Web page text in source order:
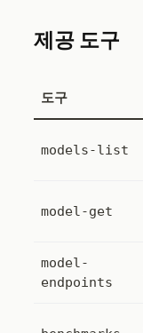
제공 도구
도구
models-list
model-get
model-
endpoints